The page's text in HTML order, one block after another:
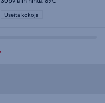
Useita kokoja